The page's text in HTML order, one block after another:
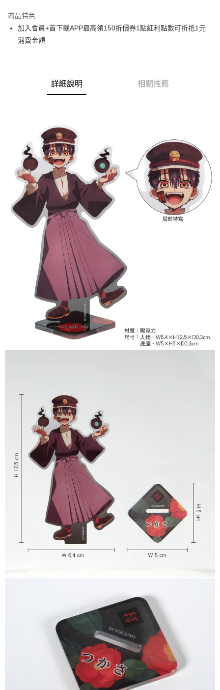
Apple Pay
悠遊付
全家取貨付款
每筆NT$65，滿NT$1,300(含以上)免運費
付款後全家取貨
每筆NT$65，滿NT$1,300(含以上)免運費
(不開放使用，請勿選取）
每筆NT$9,999
7-11取貨付款
每筆NT$65，滿NT$1,300(含以上)免運費
付款後7-11取貨
每筆NT$65，滿NT$1,300(含以上)免運費
宅配-木棉花樂園專用
每筆NT$100，滿NT$1,300(含以上)免運費
宅配-離島(澎湖/金門/馬祖)-木棉花樂園專用
商品特色
加入會員+首下載APP最高領150折價券1點紅利點數可折抵1元
消費金額
詳細說明 相關推薦